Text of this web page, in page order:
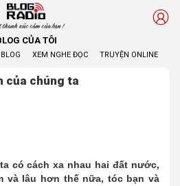
xúc cảm của bạn !
CỦA TÔI
XEM NGHE ĐỌC TRUYỆN ONLINE
của chúng ta
có cách xa nhau hai đất nước,
và lâu hơn thế nữa, tóc bạn và